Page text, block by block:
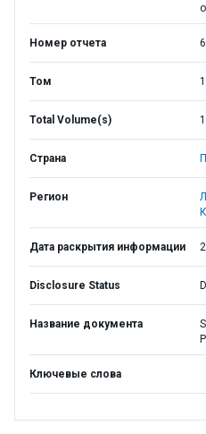
Номер отчета
Том 1
Total Volume(s) 1
Страна
Регион
Дата раскрытия информации
Disclosure Status
Название документа
Ключевые слова